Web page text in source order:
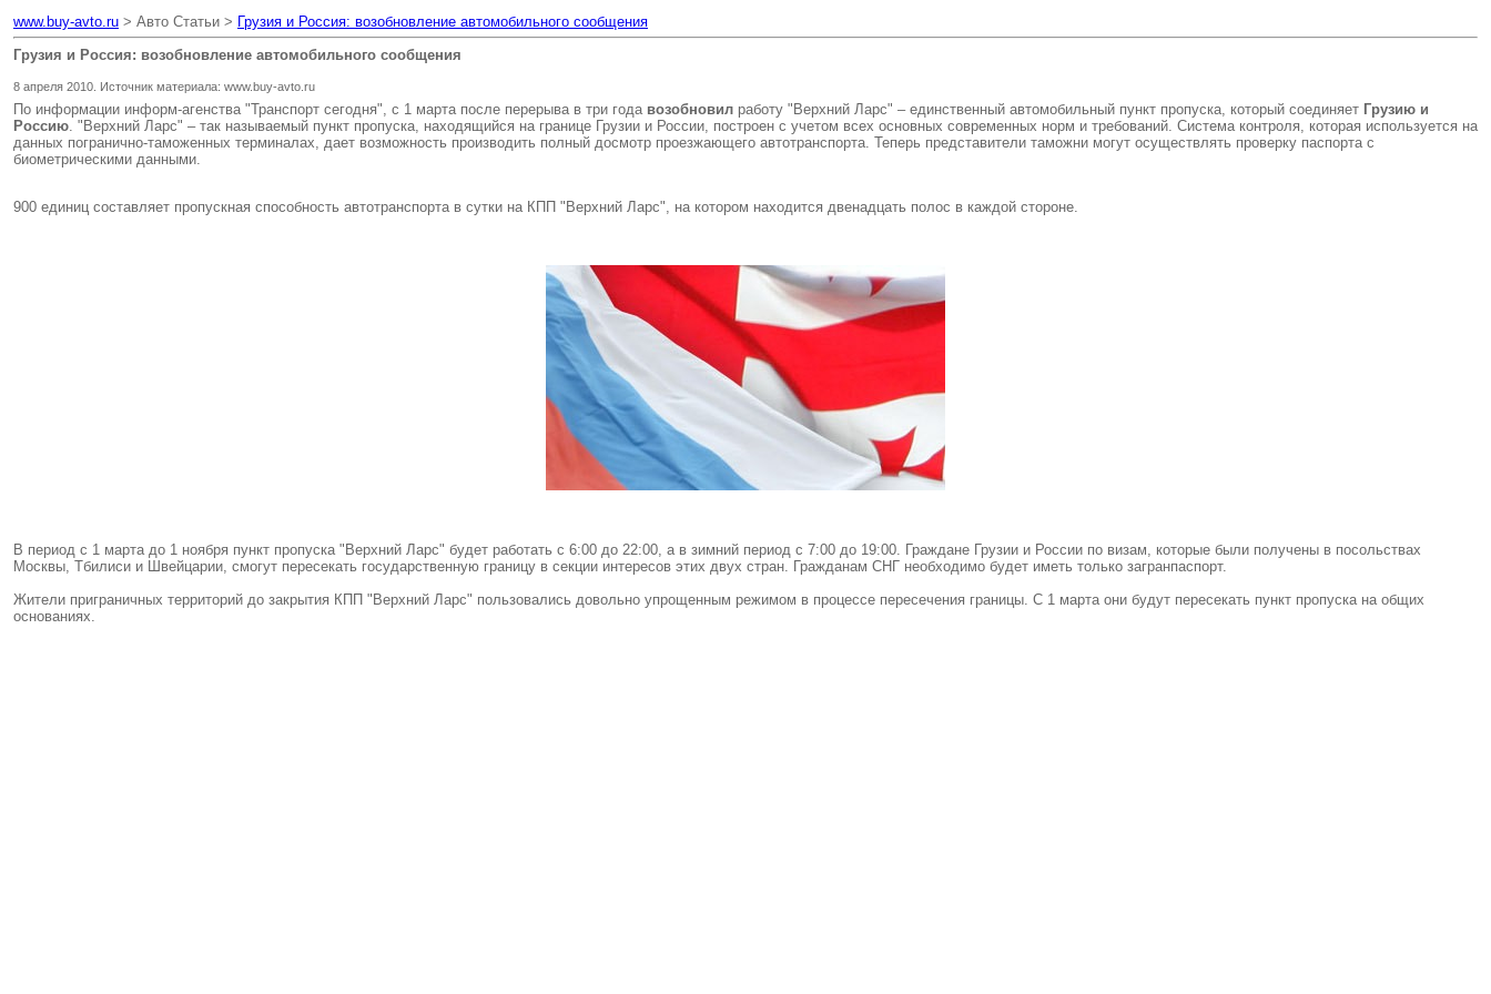
www.buy-avto.ru > Авто Статьи > Грузия и Россия: возобновление автомобильного сообщения
Грузия и Россия: возобновление автомобильного сообщения
8 апреля 2010. Источник материала: www.buy-avto.ru
По информации информ-агенства "Транспорт сегодня", с 1 марта после перерыва в три года возобновил работу "Верхний Ларс" – единственный автомобильный пункт пропуска, который соединяет Грузию и
Россию. "Верхний Ларс" – так называемый пункт пропуска, находящийся на границе Грузии и России, построен с учетом всех основных современных норм и требований. Система контроля, которая используется на
данных погранично-таможенных терминалах, дает возможность производить полный досмотр проезжающего автотранспорта. Теперь представители таможни могут осуществлять проверку паспорта с
биометрическими данными.
900 единиц составляет пропускная способность автотранспорта в сутки на КПП "Верхний Ларс", на котором находится двенадцать полос в каждой стороне.
В период с 1 марта до 1 ноября пункт пропуска "Верхний Ларс" будет работать с 6:00 до 22:00, а в зимний период с 7:00 до 19:00. Граждане Грузии и России по визам, которые были получены в посольствах
Москвы, Тбилиси и Швейцарии, смогут пересекать государственную границу в секции интересов этих двух стран. Гражданам СНГ необходимо будет иметь только загранпаспорт.
Жители приграничных территорий до закрытия КПП "Верхний Ларс" пользовались довольно упрощенным режимом в процессе пересечения границы. С 1 марта они будут пересекать пункт пропуска на общих
основаниях.